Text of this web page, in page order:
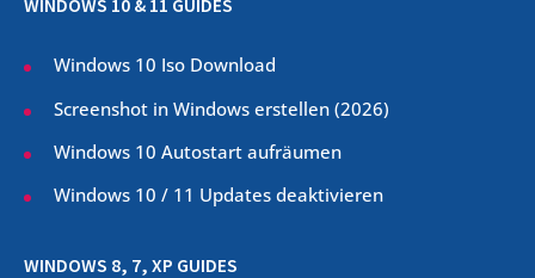
WINDOWS 10 & 11 GUIDES
Windows 10 Iso Download
Screenshot in Windows erstellen (2026)
Windows 10 Autostart aufräumen
Windows 10 / 11 Updates deaktivieren
WINDOWS 8, 7, XP GUIDES